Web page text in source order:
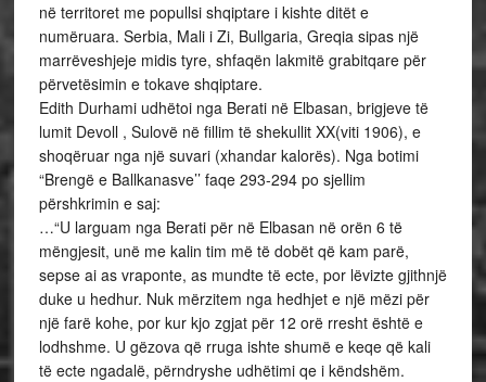
në territoret me popullsi shqiptare i kishte ditët e
numëruara. Serbia, Mali i Zi, Bullgaria, Greqia sipas një
marrëveshjeje midis tyre, shfaqën lakmitë grabitqare për
përvetësimin e tokave shqiptare.
Edith Durhami udhëtoi nga Berati në Elbasan, brigjeve të
lumit Devoll , Sulovë në fillim të shekullit XX(viti 1906), e
shoqëruar nga një suvari (xhandar kalorës). Nga botimi
“Brengë e Ballkanasve’’ faqe 293-294 po sjellim
përshkrimin e saj:
…“U larguam nga Berati për në Elbasan në orën 6 të
mëngjesit, unë me kalin tim më të dobët që kam parë,
sepse ai as vraponte, as mundte të ecte, por lëvizte gjithnjë
duke u hedhur. Nuk mërzitem nga hedhjet e një mëzi për
një farë kohe, por kur kjo zgjat për 12 orë rresht është e
lodhshme. U gëzova që rruga ishte shumë e keqe që kali
të ecte ngadalë, përndryshe udhëtimi qe i këndshëm.